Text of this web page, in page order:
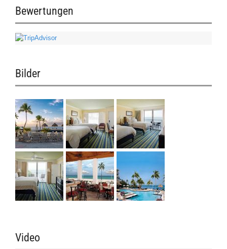
Bewertungen
Bilder
Video